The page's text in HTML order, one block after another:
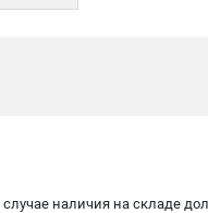
наличия на складе